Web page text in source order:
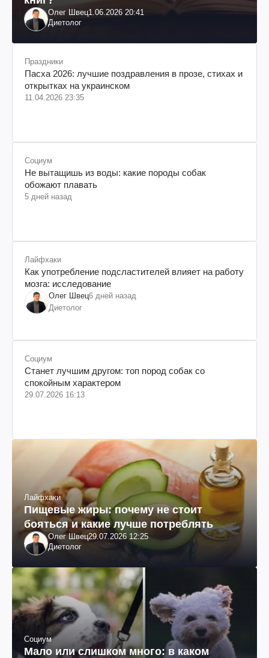
Олег Швец1.06.2026 20:41
Диетолог
Праздники
Пасха 2026: лучшие поздравления в прозе, стихах и
открытках на украинском
11.04.2026 23:35
Социум
Не вытащишь из воды: какие породы собак
обожают плавать
5 дней назад
Лайфхаки
Как употребление подсластителей влияет на работу
мозга: исследование
Олег Швец6 дней назад
Диетолог
Социум
Станет лучшим другом: топ пород собак со
спокойным характером
29.07.2026 16:13
Лайфхаки
Пищевые жиры: почему не стоит
бояться и какие лучше потреблять
Олег Швец29.07.2026 12:25
Диетолог
Социум
Мало или слишком много: в каком